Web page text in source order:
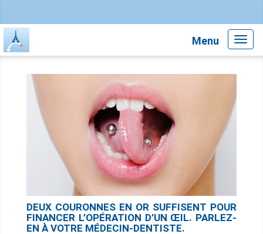
Menu
DEUX COURONNES EN OR SUFFISENT POUR
FINANCER L’OPÉRATION D’UN ŒIL. PARLEZ-
EN À VOTRE MÉDECIN-DENTISTE.